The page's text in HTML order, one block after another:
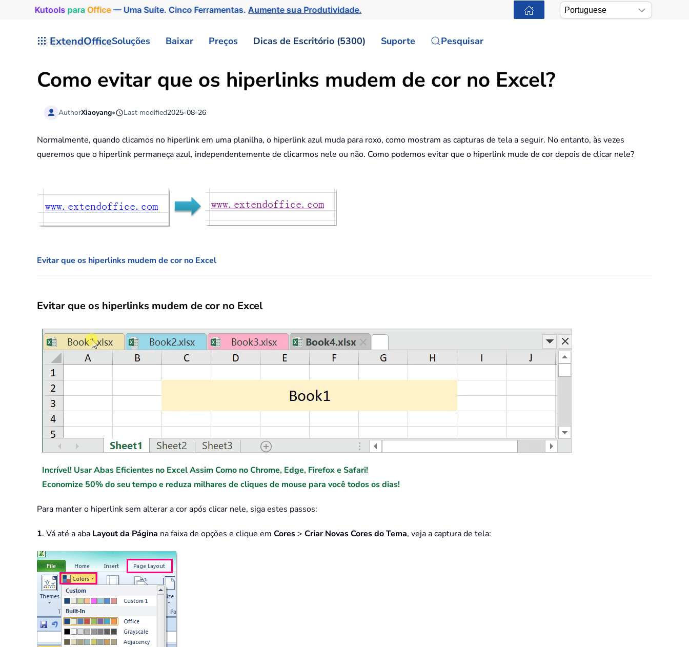
Kutools para Office— Uma Suíte. Cinco Ferramentas.Aumente sua Produtividade.
ExtendOfficeSoluções Baixar Preços Dicas de Escritório (5300) Suporte Pesquisar
Como evitar que os hiperlinks mudem de cor no Excel?
AuthorXiaoyang• Last modified2025-08-26
Normalmente, quando clicamos no hiperlink em uma planilha, o hiperlink azul muda para roxo, como mostram as capturas de tela a seguir. No entanto, às vezes
queremos que o hiperlink permaneça azul, independentemente de clicarmos nele ou não. Como podemos evitar que o hiperlink mude de cor depois de clicar nele?
Evitar que os hiperlinks mudem de cor no Excel
Evitar que os hiperlinks mudem de cor no Excel
Incrível! Usar Abas Eficientes no Excel Assim Como no Chrome, Edge, Firefox e Safari!
Economize 50% do seu tempo e reduza milhares de cliques de mouse para você todos os dias!
Para manter o hiperlink sem alterar a cor após clicar nele, siga estes passos:
1. Vá até a aba Layout da Página na faixa de opções e clique em Cores > Criar Novas Cores do Tema, veja a captura de tela: